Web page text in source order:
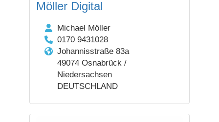
Möller Digital
Michael Möller
0170 9431028
Johannisstraße 83a
49074 Osnabrück /
Niedersachsen
DEUTSCHLAND